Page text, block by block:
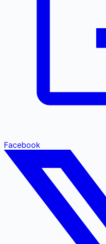
Facebook